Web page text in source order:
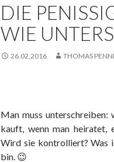
DIE
WIE
26.02.2016 THOMAS
Man muss unterschreiben:
kauft, wenn man heiratet,
Wird sie kontrolliert? Was
bin. 😉